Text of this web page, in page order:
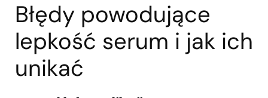
Błędy powodujące
lepkość serum i jak ich
unikać